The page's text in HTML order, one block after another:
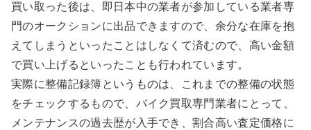
買い取った後は、即日本中の業者が参加している業者専
門のオークションに出品できますので、余分な在庫を抱
えてしまうといったことはしなくて済むので、高い金額
で買い上げるといったことも行われています。
実際に整備記録簿というものは、これまでの整備の状態
をチェックするもので、バイク買取専門業者にとって、
メンテナンスの過去歴が入手でき、割合高い査定価格に